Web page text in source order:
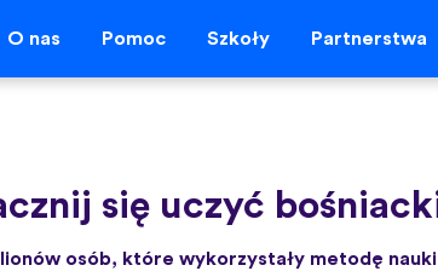
O nas Pomoc Szkoły Partnerstwa
się uczyć
osób, które wykorzystały metodę